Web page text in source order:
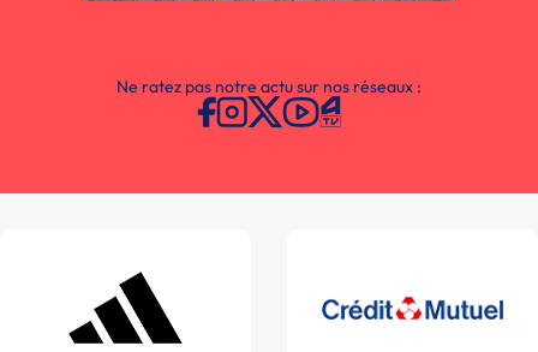
Ne ratez pas notre actu sur nos réseaux :